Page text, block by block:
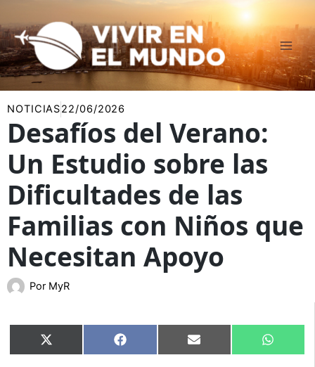
al
contenido
NOTICIAS22/06/2026
Desafíos del Verano:
Un Estudio sobre las
Dificultades de las
Familias con Niños que
Necesitan Apoyo
Por MyR
Compartir
en
X
(Twitter)
Compartir
en
Facebook Compartir
en
Email
en